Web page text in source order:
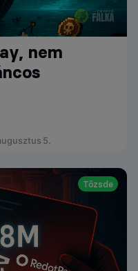
nem
5.
Tőzsde